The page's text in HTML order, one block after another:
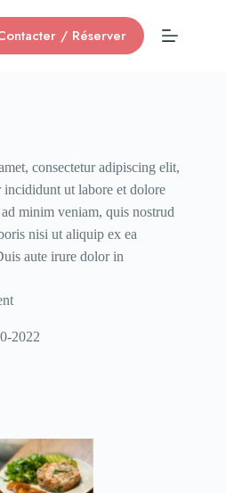
/ Réserver
consectetur adipiscing elit,
incididunt ut labore et dolore
minim veniam, quis nostrud
nisi ut aliquip ex ea
aute irure dolor in
2022